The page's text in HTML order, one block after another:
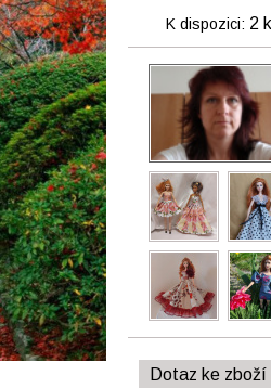
K dispozici: 2
Dotaz ke zboží